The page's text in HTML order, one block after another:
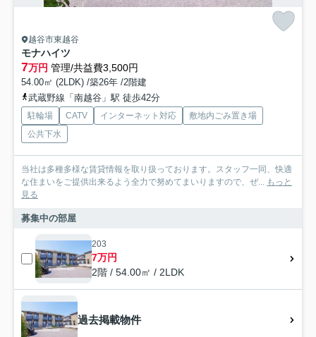
越谷市東越谷
モナハイツ
7万円 管理/共益費3,500円
54.00㎡ (2LDK) /築26年 /2階建
武蔵野線「南越谷」駅 徒歩42分
駐輪場 CATV インターネット対応
敷地内ごみ置き場
公共下水
当社は多種多様な賃貸情報を取り扱っております。スタッフ一同、快適
な住まいをご提供出来るよう全力で努めてまいりますので、ぜ... もっと
見る
募集中の部屋
203
7万円
2階 / 54.00㎡ / 2LDK
過去掲載物件